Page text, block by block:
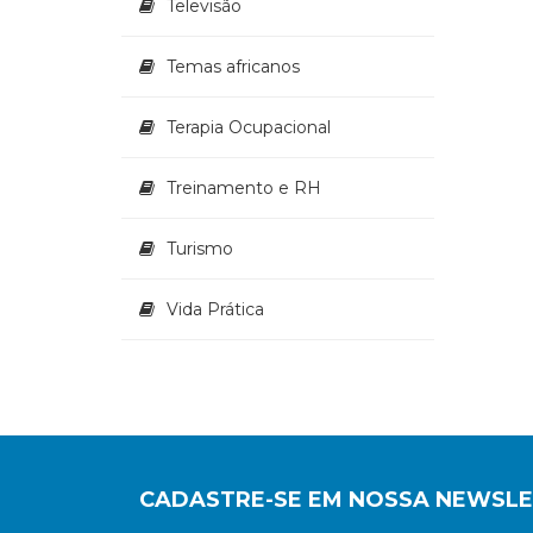
Televisão
Temas africanos
Terapia Ocupacional
Treinamento e RH
Turismo
Vida Prática
CADASTRE-SE EM NOSSA